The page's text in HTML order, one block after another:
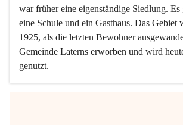
war früher eine eigenständige Siedlung. Es
eine Schule und ein Gasthaus. Das Gebiet
1925, als die letzten Bewohner
Gemeinde Laterns erworben und wird
genutzt.